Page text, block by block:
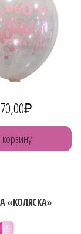
₽
«КОЛЯСКА»